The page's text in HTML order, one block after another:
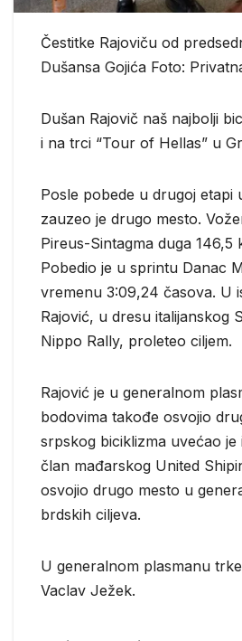
Čestitke Rajoviču od
Dušansa Gojića Foto:
Dušan Rajovič naš najbolji
i na trci “Tour of Hellas” u
Posle pobede u drugoj etapi
zauzeo je drugo mesto.
Pireus-Sintagma duga 146,5
Pobedio je u sprintu Danac
vremenu 3:09,24 časova. U
Rajović, u dresu italijanskog
Nippo Rally, proleteo ciljem.
Rajović je u generalnom
bodovima takođe osvojio
srpskog biciklizma uvećao je
član mađarskog United
osvojio drugo mesto u
brdskih ciljeva.
U generalnom plasmanu
Vaclav Ježek.